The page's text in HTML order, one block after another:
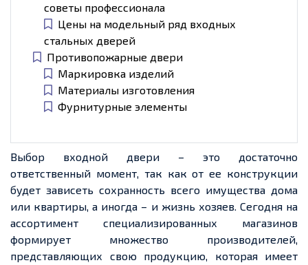
советы профессионала
Цены на модельный ряд входных
стальных дверей
Противопожарные двери
Маркировка изделий
Материалы изготовления
Фурнитурные элементы
Выбор входной двери – это достаточно
ответственный момент, так как от ее конструкции
будет зависеть сохранность всего имущества дома
или квартиры, а иногда – и жизнь хозяев. Сегодня на
ассортимент специализированных магазинов
формирует множество производителей,
представляющих свою продукцию, которая имеет